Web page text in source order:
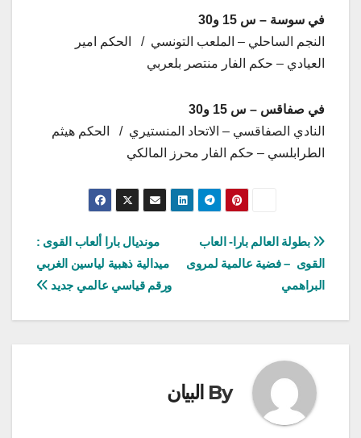
في سوسة – س 15 و30
النجم الساحلي – الملعب التونسي / الحكم امير
العيادي – حكم الفار منتصر بلعربي
في صفاقس – س 15 و30
النادي الصفاقسي – الاتحاد المنستيري / الحكم هيثم
الطرابلسي – حكم الفار محرز المالكي
تصفّح
المقالات
مونديال بارا ألعاب القوى :
ميدالية ذهبية لياسين الغربي
ورقم قياسي عالمي جديد
بطولة العالم بارا- العاب
القوى – فضية عالمية لمروى
البراهمي
By البيان